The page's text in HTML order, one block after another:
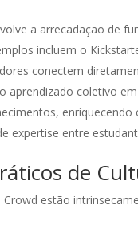
a arrecadação de
incluem o
conectem
aprendizado coletivo
expertise entre
de
Crowd estão